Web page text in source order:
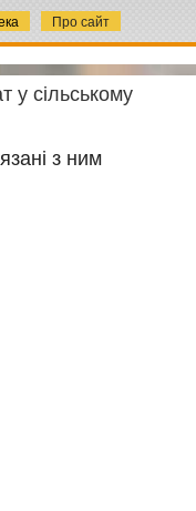
Про сайт
у сільському
з ним